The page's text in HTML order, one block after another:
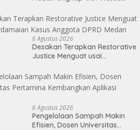
Malaysia
6 Agustus 2026
Desakan Terapkan Restorative
Justice Menguat usai
DPRD Medan
6 Agustus 2026
Pengelolaan Sampah Makin
Efisien, Dosen Universitas